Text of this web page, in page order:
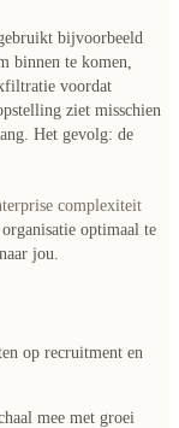
bijvoorbeeld
binnen te komen,
voordat
ziet misschien
Het gevolg: de
complexiteit
optimaal te
jou.
op recruitment en
mee met groei